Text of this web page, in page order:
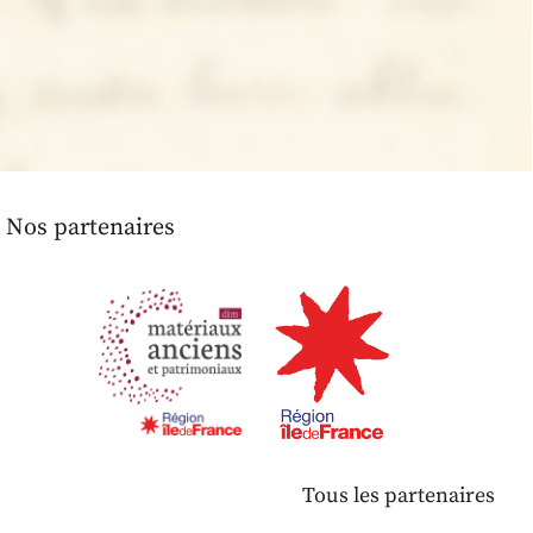
Nos partenaires
Tous les partenaires